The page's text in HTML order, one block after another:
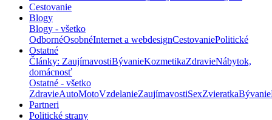
Cestovanie
Blogy
Blogy - všetko
OdbornéOsobnéInternet a webdesignCestovaniePolitické
Ostatné
Články: ZaujímavostiBývanieKozmetikaZdravieNábytok,
domácnosť
Ostatné - všetko
ZdravieAutoMotoVzdelanieZaujímavostiSexZvieratkaBývanie
Partneri
Politické strany